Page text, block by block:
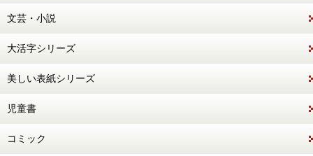
文芸・小説
大活字シリーズ
美しい表紙シリーズ
児童書
コミック